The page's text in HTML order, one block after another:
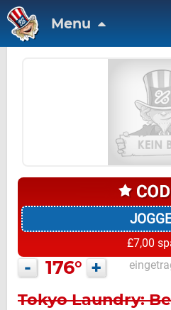
Menu
£7,00
- 176° +
Tokyo Laundry: